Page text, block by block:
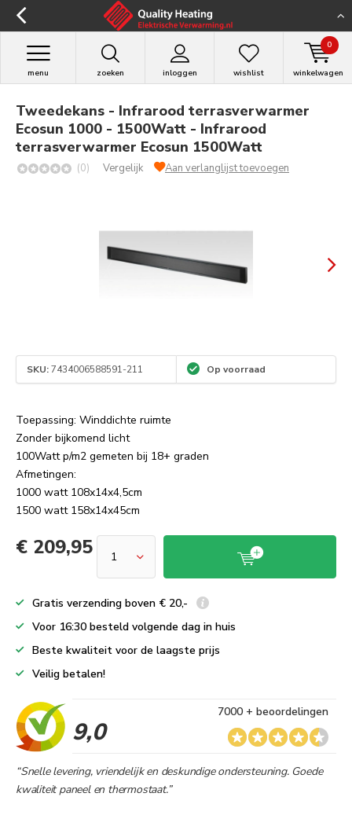
zoeken inloggen
menu wishlist winkelwagen
0
Tweedekans - Infrarood terrasverwarmer
Ecosun 1000 - 1500Watt - Infrarood
terrasverwarmer Ecosun 1500Watt
(0) Vergelijk Aan verlanglijst toevoegen
SKU:7434006588591-211 Op voorraad
Toepassing: Winddichte ruimte
Zonder bijkomend licht
100Watt p/m2 gemeten bij 18+ graden
Afmetingen:
1000 watt 108x14x4,5cm
1500 watt 158x14x45cm
€ 209,95
Gratis verzending boven € 20,-
Voor 16:30 besteld volgende dag in huis
Beste kwaliteit voor de laagste prijs
Veilig betalen!
9,0
7000 + beoordelingen
“Snelle levering, vriendelijk en deskundige ondersteuning. Goede
kwaliteit paneel en thermostaat.”